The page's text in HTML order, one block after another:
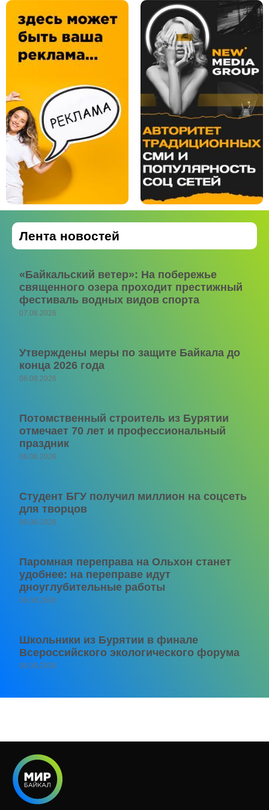
Лента новостей
«Байкальский ветер»: На побережье
священного озера проходит престижный
фестиваль водных видов спорта
07.08.2026
Утверждены меры по защите Байкала до
конца 2026 года
06.08.2026
Потомственный строитель из Бурятии
отмечает 70 лет и профессиональный
праздник
06.08.2026
Студент БГУ получил миллион на соцсеть
для творцов
06.08.2026
Паромная переправа на Ольхон станет
удобнее: на переправе идут
дноуглубительные работы
06.08.2026
Школьники из Бурятии в финале
Всероссийского экологического форума
06.08.2026